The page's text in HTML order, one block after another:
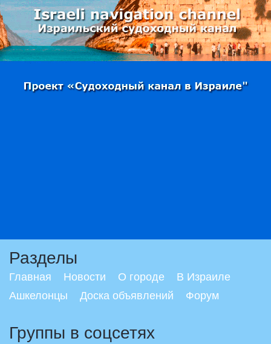
Разделы
Главная Новости О городе
В Израиле
Ашкелонцы
Доска объявлений Форум
Группы в соцсетях